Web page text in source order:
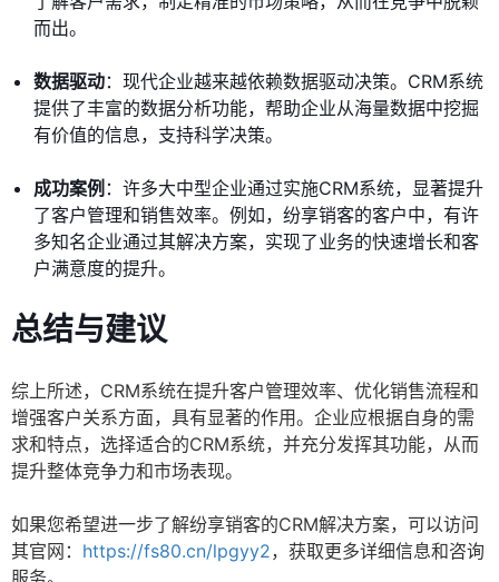
而出。
数据驱动：现代企业越来越依赖数据驱动决策。CRM系统
提供了丰富的数据分析功能，帮助企业从海量数据中挖掘
有价值的信息，支持科学决策。
成功案例 ：许多大中型企业通过实施CRM系统，显著提升
了客户管理和销售效率。例如，纷享销客的客户中，有许
多知名企业通过其解决方案，实现了业务的快速增长和客
户满意度的提升。
总结与建议
综上所述，CRM系统在提升客户管理效率、优化销售流程和
增强客户关系方面，具有显著的作用。企业应根据自身的需
求和特点，选择适合的CRM系统，并充分发挥其功能，从而
提升整体竞争力和市场表现。
如果您希望进一步了解纷享销客的CRM解决方案，可以访问
其官网： https://fs80.cn/lpgyy2，获取更多详细信息和咨询